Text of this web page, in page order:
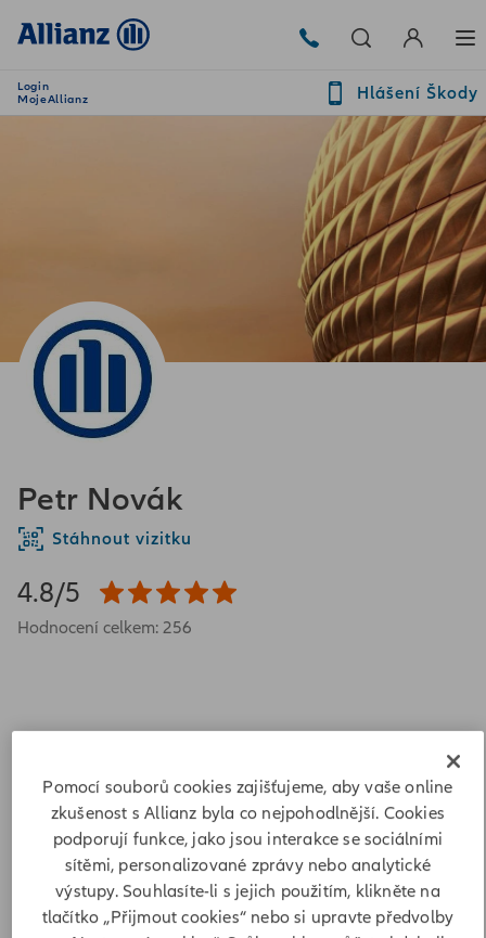
Login
MojeAllianz
Hlášení Škody
Petr Novák
Stáhnout vizitku
4.8/5
Hodnocení celkem: 256
Minská 771/10
10100 Praha 10 - Vršovice
Adresa
Minská 771/10
Pomocí souborů cookies zajišťujeme, aby vaše online
zkušenost s Allianz byla co nejpohodlnější. Cookies
podporují funkce, jako jsou interakce se sociálními
sítěmi, personalizované zprávy nebo analytické
výstupy. Souhlasíte-li s jejich použitím, klikněte na
tlačítko „Přijmout cookies“ nebo si upravte předvolby